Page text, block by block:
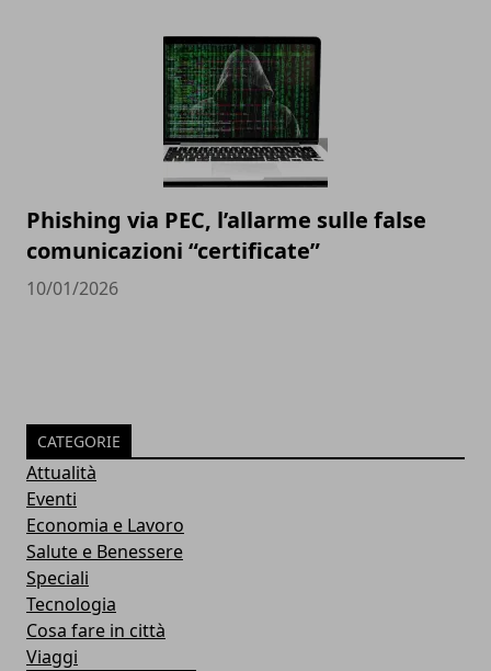
Phishing via PEC, l’allarme sulle false
comunicazioni “certificate”
10/01/2026
CATEGORIE
Attualità
Eventi
Economia e Lavoro
Salute e Benessere
Speciali
Tecnologia
Cosa fare in città
Viaggi